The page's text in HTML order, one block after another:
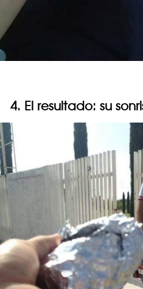
4. El resultado: su